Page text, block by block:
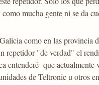
mucha gente ni se da
como en las provincia
"de verdad" el
que actualmente
de Teltronic u otros